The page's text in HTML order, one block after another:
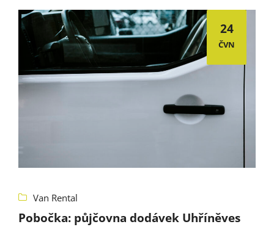
24
ČVN
Van Rental
Pobočka: půjčovna dodávek Uhříněves